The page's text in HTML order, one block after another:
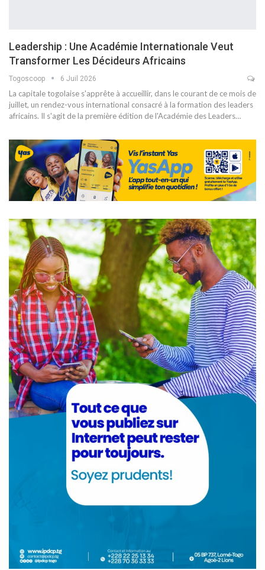
Leadership : Une Académie Internationale Veut
Transformer Les Décideurs Africains
Togoscoop 6 Juil 2026
La capitale togolaise s'apprête à accueillir, dans le courant de ce mois de
juillet, un rendez-vous international consacré à la formation des leaders
africains. Il s'agit de la première édition de l'Académie des Leaders…